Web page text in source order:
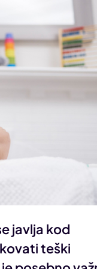
javlja kod
teški